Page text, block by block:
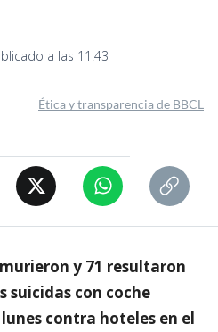
a las 11:43
Ética y transparencia de BBCL
y 71 resultaron
suicidas con coche
contra hoteles en el